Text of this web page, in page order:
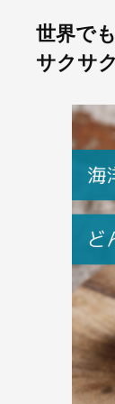
世界で
サクサ